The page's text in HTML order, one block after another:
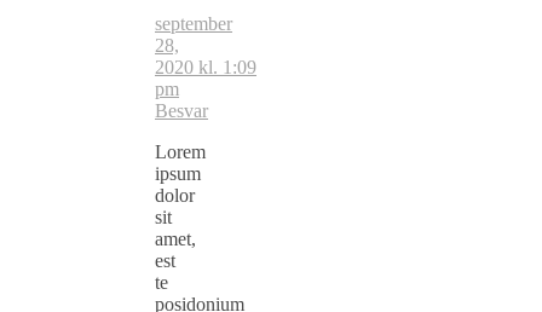
september
28,
2020 kl. 1:09
pm
Besvar
Lorem
ipsum
dolor
sit
amet,
est
te
posidonium